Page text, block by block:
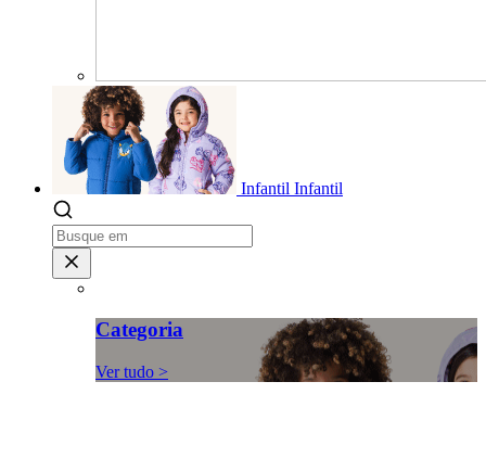
Infantil Infantil
Categoria
Ver tudo >